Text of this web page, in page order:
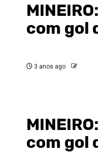
com gol
3 anos ago
com gol